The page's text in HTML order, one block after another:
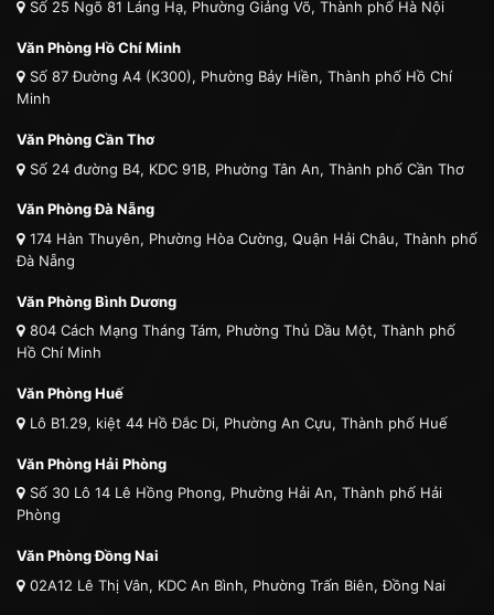
Số 25 Ngõ 81 Láng Hạ, Phường Giảng Võ, Thành phố Hà Nội
Văn Phòng Hồ Chí Minh
Số 87 Đường A4 (K300), Phường Bảy Hiền, Thành phố Hồ Chí
Minh
Văn Phòng Cần Thơ
Số 24 đường B4, KDC 91B, Phường Tân An, Thành phố Cần Thơ
Văn Phòng Đà Nẵng
174 Hàn Thuyên, Phường Hòa Cường, Quận Hải Châu, Thành phố
Đà Nẵng
Văn Phòng Bình Dương
804 Cách Mạng Tháng Tám, Phường Thủ Dầu Một, Thành phố
Hồ Chí Minh
Văn Phòng Huế
Lô B1.29, kiệt 44 Hồ Đắc Di, Phường An Cựu, Thành phố Huế
Văn Phòng Hải Phòng
Số 30 Lô 14 Lê Hồng Phong, Phường Hải An, Thành phố Hải
Phòng
Văn Phòng Đồng Nai
02A12 Lê Thị Vân, KDC An Bình, Phường Trấn Biên, Đồng Nai